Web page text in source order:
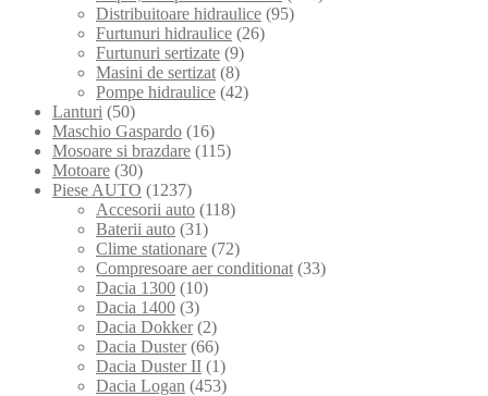
Distribuitoare hidraulice (95)
Furtunuri hidraulice (26)
Furtunuri sertizate (9)
Masini de sertizat (8)
Pompe hidraulice (42)
Lanturi (50)
Maschio Gaspardo (16)
Mosoare si brazdare (115)
Motoare (30)
Piese AUTO (1237)
Accesorii auto (118)
Baterii auto (31)
Clime stationare (72)
Compresoare aer conditionat (33)
Dacia 1300 (10)
Dacia 1400 (3)
Dacia Dokker (2)
Dacia Duster (66)
Dacia Duster II (1)
Dacia Logan (453)